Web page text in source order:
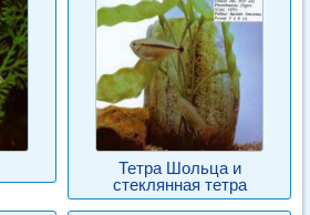
Тетра Шольца и
стеклянная тетра